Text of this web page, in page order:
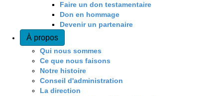
Faire un don testamentaire
Don en hommage
Devenir un partenaire
À propos
Qui nous sommes
Ce que nous faisons
Notre histoire
Conseil d'administration
La direction